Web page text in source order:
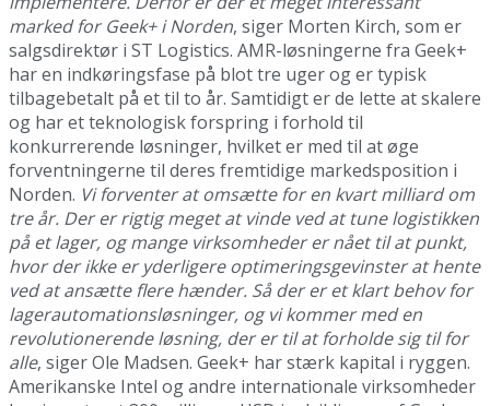
marked for Geek+ i Norden, siger Morten Kirch, som er
salgsdirektør i ST Logistics. AMR-løsningerne fra Geek+
har en indkøringsfase på blot tre uger og er typisk
tilbagebetalt på et til to år. Samtidigt er de lette at skalere
og har et teknologisk forspring i forhold til
konkurrerende løsninger, hvilket er med til at øge
forventningerne til deres fremtidige markedsposition i
Norden. Vi forventer at omsætte for en kvart milliard om
tre år. Der er rigtig meget at vinde ved at tune logistikken
på et lager, og mange virksomheder er nået til at punkt,
hvor der ikke er yderligere optimeringsgevinster at hente
ved at ansætte flere hænder. Så der er et klart behov for
lagerautomationsløsninger, og vi kommer med en
revolutionerende løsning, der er til at forholde sig til for
alle, siger Ole Madsen. Geek+ har stærk kapital i ryggen.
Amerikanske Intel og andre internationale virksomheder